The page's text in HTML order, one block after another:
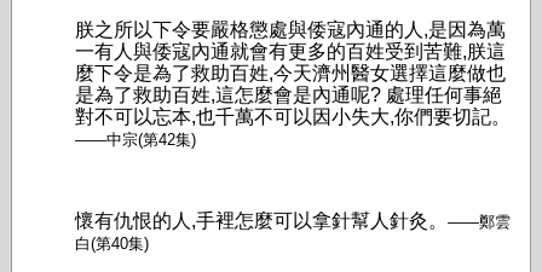
朕之所以下令要嚴格懲處與倭寇內通的人,是因為萬
一有人與倭寇內通就會有更多的百姓受到苦難,朕這
麼下令是為了救助百姓,今天濟州醫女選擇這麼做也
是為了救助百姓,這怎麼會是內通呢? 處理任何事絕
對不可以忘本,也千萬不可以因小失大,你們要切記。
——中宗(第42集)
懷有仇恨的人,手裡怎麼可以拿針幫人針灸。 ——鄭雲
白(第40集)